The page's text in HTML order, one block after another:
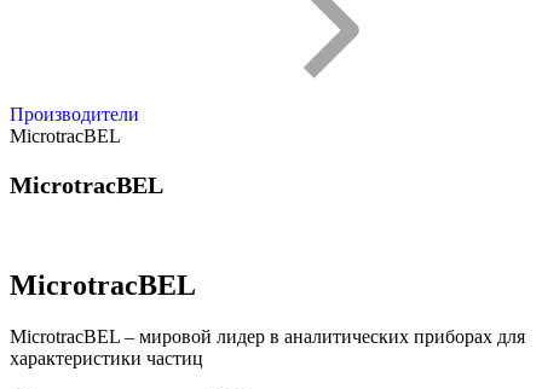
Производители
MicrotracBEL
MicrotracBEL
MicrotracBEL
MicrotracBEL – мировой лидер в аналитических приборах для
характеристики частиц